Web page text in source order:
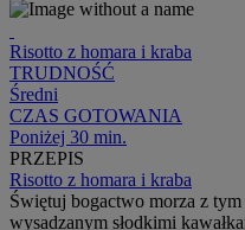
Risotto z homara i kraba
TRUDNOŚĆ
Średni
CZAS GOTOWANIA
Poniżej 30 min.
PRZEPIS
Risotto z homara i kraba
Świętuj bogactwo morza z
wysadzanym słodkimi